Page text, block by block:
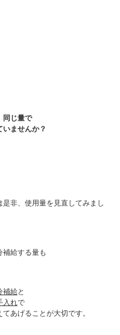
同じ量で
いませんか？
非、使用量を見直してみまし
補給する量も
補給と
入れで
あげることが大切です。